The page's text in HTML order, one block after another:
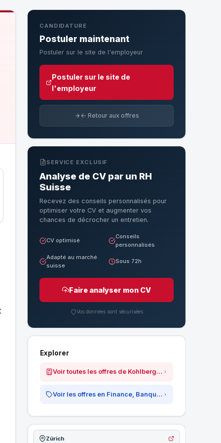
CANDIDATURE
Postuler maintenant
Postuler sur le site de l'employeur
Postuler sur le site de
l'employeur
← Retour aux offres
SERVICE EXCLUSIF
Analyse de CV par un RH
Suisse
Recevez des conseils personnalisés pour
optimiser votre CV et augmenter vos
chances de décrocher un entretien.
CV optimisé
Conseils
personnalisés
Adapté au marché
suisse
Sous 72h
Faire analyser mon CV
Vos données sont sécurisées
Explorer
Voir toutes les offres de Kohlberg &amp; Partner GmbH
Voir les offres en Finance, Banque &amp; Assurances
Zürich